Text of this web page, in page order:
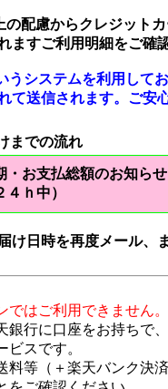
配慮からクレジット
すご利用明細をご確
システムを利用してお
送信されます。ご安心
までの流れ
・お支払総額のお知らせ
４ｈ中）
日時を再度メール、
はご利用できません。
銀行に口座をお持ちで
ビスです。
料等（＋楽天バンク決